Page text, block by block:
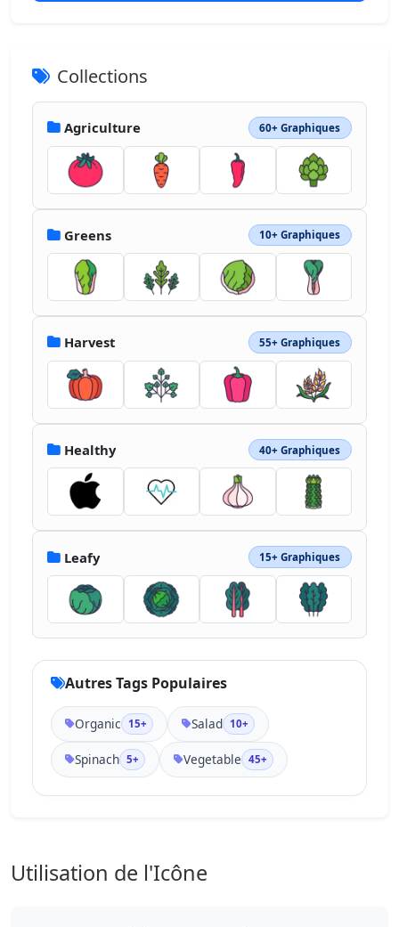
Collections
Agriculture 60+ Graphiques
Greens 10+ Graphiques
Harvest 55+ Graphiques
Healthy 40+ Graphiques
Leafy 15+ Graphiques
Autres Tags Populaires
Organic 15+ Salad 10+
Spinach 5+ Vegetable 45+
Utilisation de l'Icône